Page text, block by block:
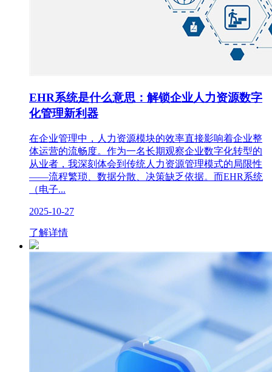
EHR系统是什么意思：解锁企业人力资源数字
化管理新利器
在企业管理中，人力资源模块的效率直接影响着企业整
体运营的流畅度。作为一名长期观察企业数字化转型的
从业者，我深刻体会到传统人力资源管理模式的局限性
——流程繁琐、数据分散、决策缺乏依据。而EHR系统
（电子...
2025-10-27
了解详情